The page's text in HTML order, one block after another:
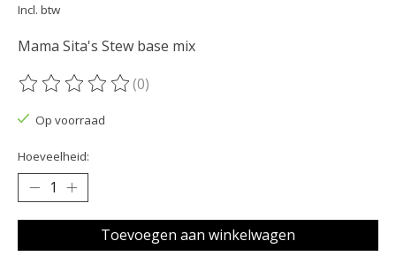
Incl. btw
Mama Sita's Stew base mix
De beoordeling van dit product is
(0)
Op voorraad
Hoeveelheid:
Toevoegen aan winkelwagen